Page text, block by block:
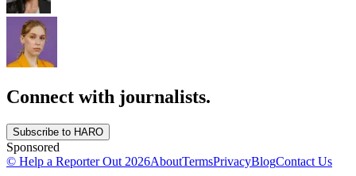
Connect with journalists.
Subscribe to HARO
Sponsored
© Help a Reporter Out 2026AboutTermsPrivacyBlogContact Us